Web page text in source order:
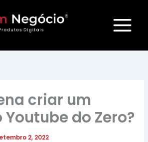
criar um
do Zero?
2, 2022